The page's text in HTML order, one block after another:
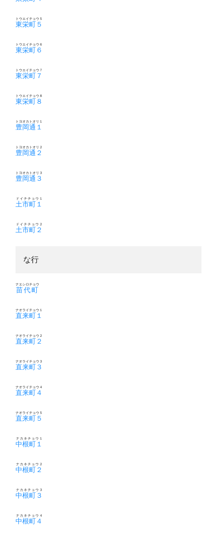
東栄町５
トウエイチョウ５
東栄町６
トウエイチョウ６
東栄町７
トウエイチョウ７
東栄町８
トウエイチョウ８
豊岡通１
トヨオカトオリ１
豊岡通２
トヨオカトオリ２
豊岡通３
トヨオカトオリ３
土市町１
ドイチチョウ１
土市町２
ドイチチョウ２
な行
苗代町
ナエシロチョウ
直来町１
ナオライチョウ１
直来町２
ナオライチョウ２
直来町３
ナオライチョウ３
直来町４
ナオライチョウ４
直来町５
ナオライチョウ５
中根町１
ナカネチョウ１
中根町２
ナカネチョウ２
中根町３
ナカネチョウ３
中根町４
ナカネチョウ４